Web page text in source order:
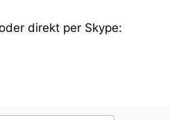
direkt per Skype: